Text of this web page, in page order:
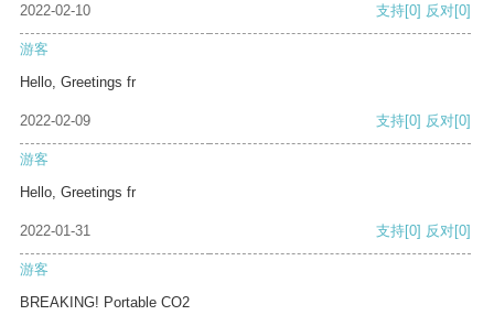
2022-02-10 支持[0] 反对[0]
游客
Hello, Greetings fr
2022-02-09 支持[0] 反对[0]
游客
Hello, Greetings fr
2022-01-31 支持[0] 反对[0]
游客
BREAKING! Portable CO2